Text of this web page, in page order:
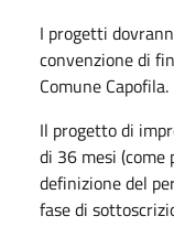
I progetti
convenzione di
Comune Capofila.
Il progetto di
di 36 mesi (come
definizione del
fase di